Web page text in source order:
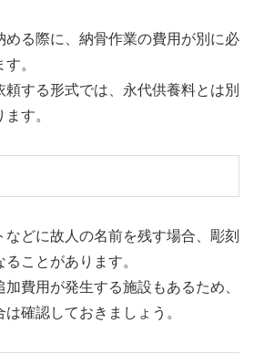
める際に、納骨作業の費用が別に必
。
する形式では、永代供養料とは別
す。
どに故人の名前を残す場合、彫刻
ことがあります。
費用が発生する施設もあるため、
確認しておきましょう。